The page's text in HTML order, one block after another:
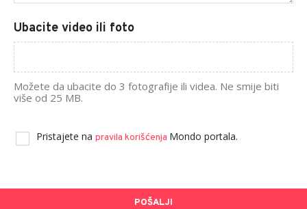
Ubacite video ili foto
Možete da ubacite do 3 fotografije ili videa. Ne smije biti
više od 25 MB.
Pristajete na pravila korišćenja Mondo portala.
POŠALJI